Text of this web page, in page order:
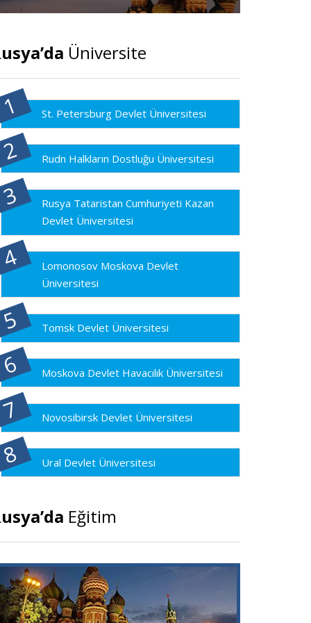
Üniversite
St. Petersburg Devlet Üniversitesi
Rudn Halkların Dostluğu Üniversitesi
Rusya Tataristan Cumhuriyeti Kazan
Devlet Üniversitesi
Lomonosov Moskova Devlet
Üniversitesi
Tomsk Devlet Üniversitesi
Moskova Devlet Havacılık Üniversitesi
Novosibirsk Devlet Üniversitesi
Ural Devlet Üniversitesi
Eğitim